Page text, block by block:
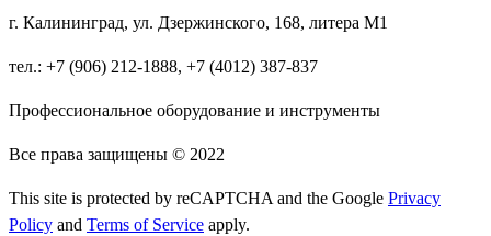
г. Калининград, ул. Дзержинского, 168, литера М1
тел.: +7 (906) 212-1888, +7 (4012) 387-837
Профессиональное оборудование и инструменты
Все права защищены © 2022
This site is protected by reCAPTCHA and the Google Privacy
Policy and Terms of Service apply.